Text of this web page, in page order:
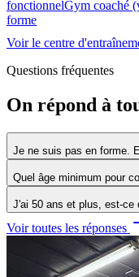
fonctionnelGym coaché
forme
Voir le centre
Questions fréquentes
On répond à
Je ne suis pas en forme.
Quel âge minimum pour
J'ai 50 ans et plus, est-ce
Voir toutes les réponses